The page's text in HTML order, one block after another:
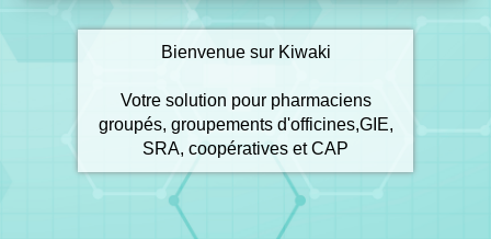
Bienvenue sur Kiwaki
Votre solution pour pharmaciens
groupés, groupements d'officines,GIE,
SRA, coopératives et CAP